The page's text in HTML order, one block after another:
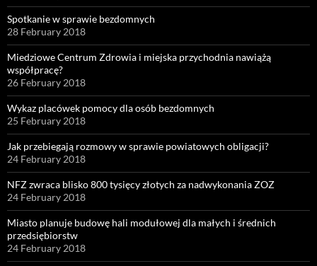
Spotkanie w sprawie bezdomnych
28 February 2018
Miedziowe Centrum Zdrowia i miejska przychodnia nawiążą
współpracę?
26 February 2018
Wykaz placówek pomocy dla osób bezdomnych
25 February 2018
Jak przebiegają rozmowy w sprawie powiatowych obligacji?
24 February 2018
NFZ zwraca blisko 800 tysięcy złotych za nadwykonania ZOZ
24 February 2018
Miasto planuje budowę hali modułowej dla małych i średnich
przedsiębiorstw
24 February 2018